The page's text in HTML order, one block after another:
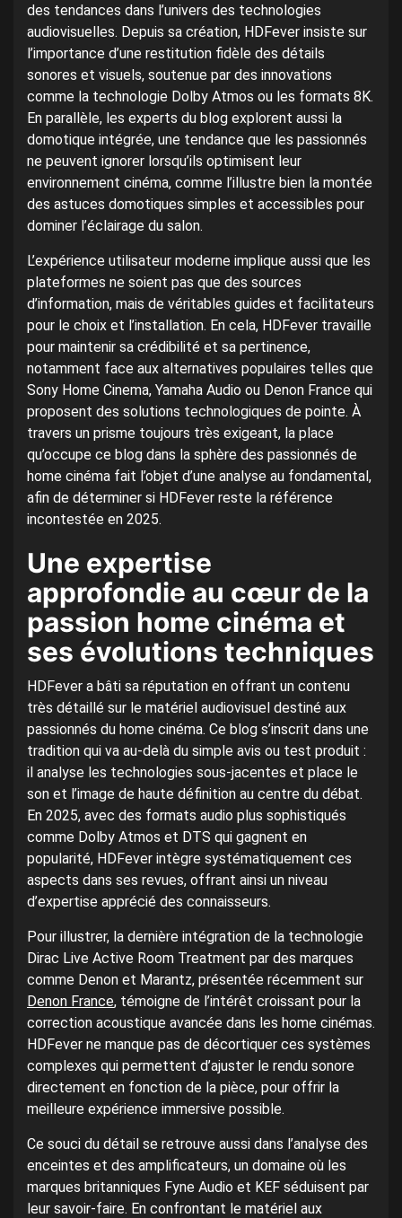
des tendances dans l’univers des technologies
audiovisuelles. Depuis sa création, HDFever insiste sur
l’importance d’une restitution fidèle des détails
sonores et visuels, soutenue par des innovations
comme la technologie Dolby Atmos ou les formats 8K.
En parallèle, les experts du blog explorent aussi la
domotique intégrée, une tendance que les passionnés
ne peuvent ignorer lorsqu’ils optimisent leur
environnement cinéma, comme l’illustre bien la montée
des astuces domotiques simples et accessibles pour
dominer l’éclairage du salon.
L’expérience utilisateur moderne implique aussi que les
plateformes ne soient pas que des sources
d’information, mais de véritables guides et facilitateurs
pour le choix et l’installation. En cela, HDFever travaille
pour maintenir sa crédibilité et sa pertinence,
notamment face aux alternatives populaires telles que
Sony Home Cinema, Yamaha Audio ou Denon France qui
proposent des solutions technologiques de pointe. À
travers un prisme toujours très exigeant, la place
qu’occupe ce blog dans la sphère des passionnés de
home cinéma fait l’objet d’une analyse au fondamental,
afin de déterminer si HDFever reste la référence
incontestée en 2025.
Une expertise
approfondie au cœur de la
passion home cinéma et
ses évolutions techniques
HDFever a bâti sa réputation en offrant un contenu
très détaillé sur le matériel audiovisuel destiné aux
passionnés du home cinéma. Ce blog s’inscrit dans une
tradition qui va au-delà du simple avis ou test produit :
il analyse les technologies sous-jacentes et place le
son et l’image de haute définition au centre du débat.
En 2025, avec des formats audio plus sophistiqués
comme Dolby Atmos et DTS qui gagnent en
popularité, HDFever intègre systématiquement ces
aspects dans ses revues, offrant ainsi un niveau
d’expertise apprécié des connaisseurs.
Pour illustrer, la dernière intégration de la technologie
Dirac Live Active Room Treatment par des marques
comme Denon et Marantz, présentée récemment sur
Denon France, témoigne de l’intérêt croissant pour la
correction acoustique avancée dans les home cinémas.
HDFever ne manque pas de décortiquer ces systèmes
complexes qui permettent d’ajuster le rendu sonore
directement en fonction de la pièce, pour offrir la
meilleure expérience immersive possible.
Ce souci du détail se retrouve aussi dans l’analyse des
enceintes et des amplificateurs, un domaine où les
marques britanniques Fyne Audio et KEF séduisent par
leur savoir-faire. En confrontant le matériel aux